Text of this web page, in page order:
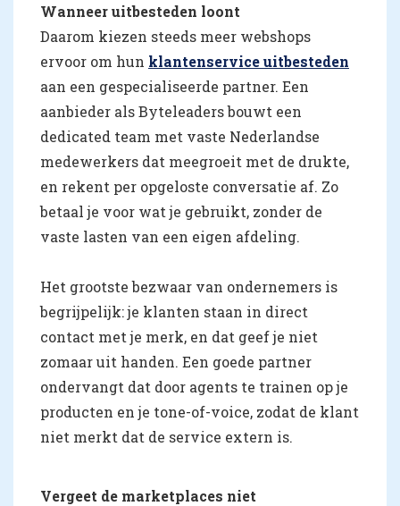
Wanneer uitbesteden loont
Daarom kiezen steeds meer webshops
ervoor om hun klantenservice uitbesteden
aan een gespecialiseerde partner. Een
aanbieder als Byteleaders bouwt een
dedicated team met vaste Nederlandse
medewerkers dat meegroeit met de drukte,
en rekent per opgeloste conversatie af. Zo
betaal je voor wat je gebruikt, zonder de
vaste lasten van een eigen afdeling.
Het grootste bezwaar van ondernemers is
begrijpelijk: je klanten staan in direct
contact met je merk, en dat geef je niet
zomaar uit handen. Een goede partner
ondervangt dat door agents te trainen op je
producten en je tone-of-voice, zodat de klant
niet merkt dat de service extern is.
Vergeet de marketplaces niet